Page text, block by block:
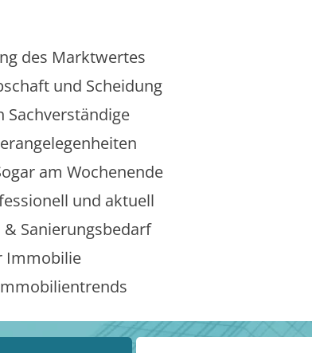
des Marktwertes
und Scheidung
Sachverständige
am Wochenende
und aktuell
Sanierungsbedarf
Immobilie